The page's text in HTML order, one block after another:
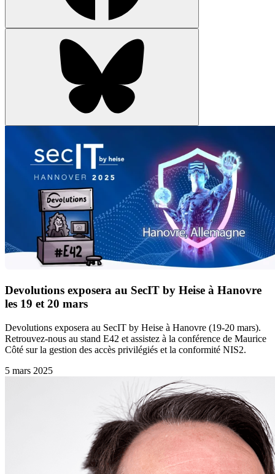
Devolutions exposera au SecIT by Heise à Hanovre
les 19 et 20 mars
Devolutions exposera au SecIT by Heise à Hanovre (19-20 mars).
Retrouvez-nous au stand E42 et assistez à la conférence de Maurice
Côté sur la gestion des accès privilégiés et la conformité NIS2.
5 mars 2025